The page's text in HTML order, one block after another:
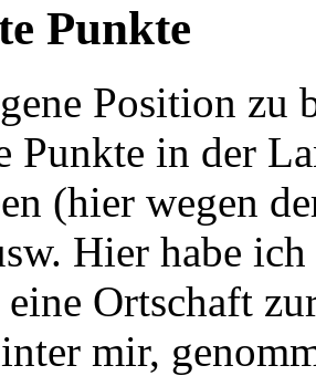
Punkte
Position zu
Punkte in der
(hier wegen
Hier habe
eine Ortschaft
mir,